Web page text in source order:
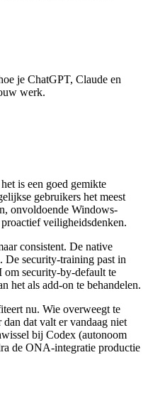
je ChatGPT, Claude en
werk.
is een goed gemikte
gebruikers het meest
onvoldoende Windows-
veiligheidsdenken.
consistent. De native
De security-training past in
security-by-default te
het als add-on te behandelen.
nu. Wie overweegt te
dan dat valt er vandaag niet
bij Codex (autonoom
de ONA-integratie productie